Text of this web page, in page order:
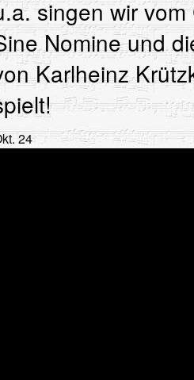
singen wir vom
Nomine und
Karlheinz
24